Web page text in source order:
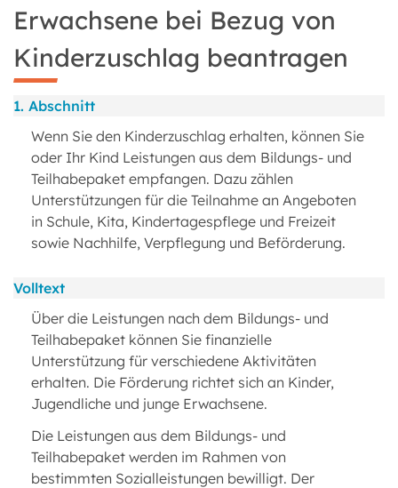
Erwachsene bei Bezug von
Kinderzuschlag beantragen
1. Abschnitt
Wenn Sie den Kinderzuschlag erhalten, können Sie
oder Ihr Kind Leistungen aus dem Bildungs- und
Teilhabepaket empfangen. Dazu zählen
Unterstützungen für die Teilnahme an Angeboten
in Schule, Kita, Kindertagespflege und Freizeit
sowie Nachhilfe, Verpflegung und Beförderung.
Volltext
Über die Leistungen nach dem Bildungs- und
Teilhabepaket können Sie finanzielle
Unterstützung für verschiedene Aktivitäten
erhalten. Die Förderung richtet sich an Kinder,
Jugendliche und junge Erwachsene.
Die Leistungen aus dem Bildungs- und
Teilhabepaket werden im Rahmen von
bestimmten Sozialleistungen bewilligt. Der